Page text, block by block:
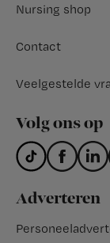
Nursing shop
Contact
Veelgestelde
Volg ons op
Adverteren